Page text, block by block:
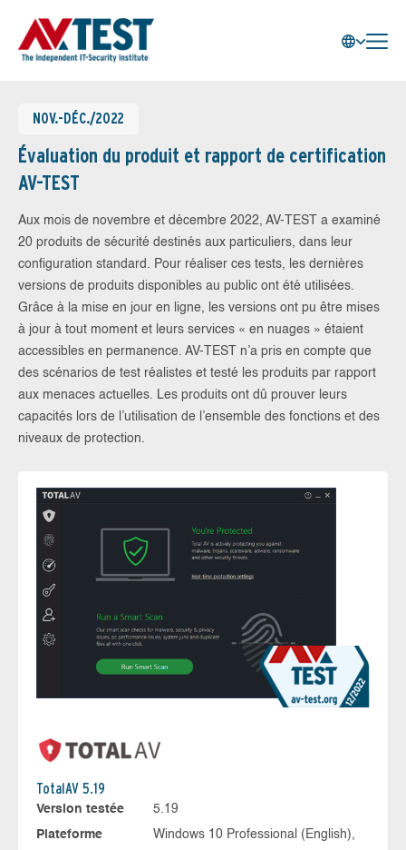
NOV.-DÉC./2022
Évaluation du produit et rapport de certification
AV-TEST
Aux mois de novembre et décembre 2022, AV-TEST a examiné
20 produits de sécurité destinés aux particuliers, dans leur
configuration standard. Pour réaliser ces tests, les dernières
versions de produits disponibles au public ont été utilisées.
Grâce à la mise en jour en ligne, les versions ont pu être mises
à jour à tout moment et leurs services « en nuages » étaient
accessibles en permanence. AV-TEST n’a pris en compte que
des scénarios de test réalistes et testé les produits par rapport
aux menaces actuelles. Les produits ont dû prouver leurs
capacités lors de l’utilisation de l’ensemble des fonctions et des
niveaux de protection.
TotalAV 5.19
Version testée
5.19
Plateforme
Windows 10 Professional (English),